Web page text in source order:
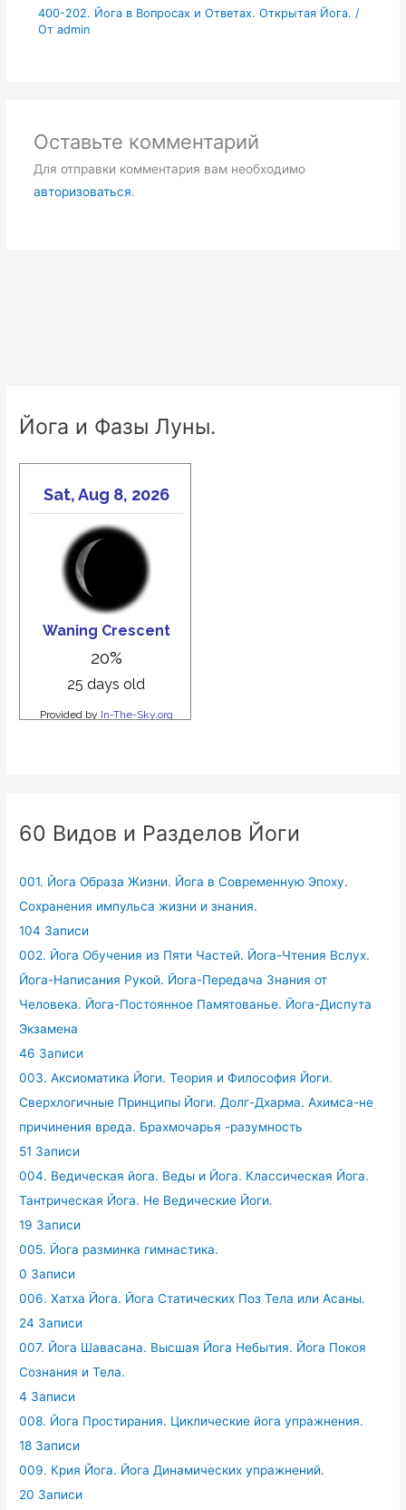
400-202. Йога в Вопросах и Ответах. Открытая Йога. /
От admin
Оставьте комментарий
Для отправки комментария вам необходимо
авторизоваться.
Йога и Фазы Луны.
60 Видов и Разделов Йоги
001. Йога Образа Жизни. Йога в Современную Эпоху.
Сохранения импульса жизни и знания.
104 Записи
002. Йога Обучения из Пяти Частей. Йога-Чтения Вслух.
Йога-Написания Рукой. Йога-Передача Знания от
Человека. Йога-Постоянное Памятованье. Йога-Диспута
Экзамена
46 Записи
003. Аксиоматика Йоги. Теория и Философия Йоги.
Сверхлогичные Принципы Йоги. Долг-Дхарма. Ахимса-не
причинения вреда. Брахмочарья -разумность
51 Записи
004. Ведическая йога. Веды и Йога. Классическая Йога.
Тантрическая Йога. Не Ведические Йоги.
19 Записи
005. Йога разминка гимнастика.
0 Записи
006. Хатха Йога. Йога Статических Поз Тела или Асаны.
24 Записи
007. Йога Шавасана. Высшая Йога Небытия. Йога Покоя
Сознания и Тела.
4 Записи
008. Йога Простирания. Циклические йога упражнения.
18 Записи
009. Крия Йога. Йога Динамических упражнений.
20 Записи